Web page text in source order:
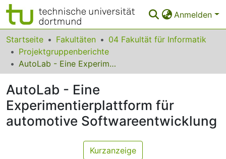
Anmelden
Bereiche & Sammlungen
Das gesamte Repositorium
FAQ
Leitlinien
Zurück zur Startseite
Startseite Fakultäten
04 Fakultät für Informatik
Projektgruppenberichte
AutoLab - Eine Experimentierplattform für automotive Softwareentwicklung
AutoLab - Eine
Experimentierplattform für
automotive Softwareentwicklung
Kurzanzeige